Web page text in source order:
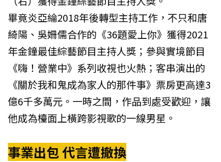
畢竟炎亞綸2018年後轉型主持工作，不只和唐
綺陽、吳姍儒合作的《36題愛上你》獲得2021
年金鐘最佳綜藝節目主持人獎；參與實境節目
《嗨！營業中》系列收視也火熱；客串演出的
《關於我和鬼成為家人的那件事》票房更高達3
億6千多萬元。一時之間，作品到處受歡迎，讓
他成為檯面上橫跨影視歌的一線男星。
事業出包 代言遭撤換